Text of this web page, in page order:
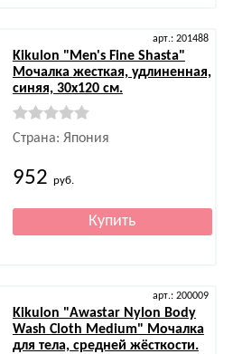
арт.: 201488
Kikulon "Men's Fine Shasta"
Мочалка жесткая, удлиненная,
синяя, 30х120 см.
Страна: Япония
952 руб.
арт.: 200009
Kikulon "Awastar Nylon Body
Wash Cloth Medium" Мочалка
для тела, средней жёсткости.